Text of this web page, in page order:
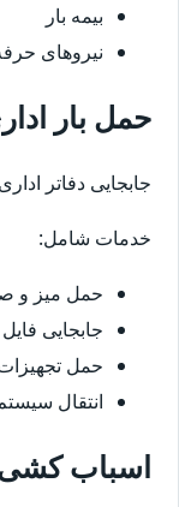
بیمه بار
نیروهای
حمل بار
جابجایی دفاتر
خدمات شامل:
حمل میز و
جابجایی
حمل
انتقال
اسباب کشی